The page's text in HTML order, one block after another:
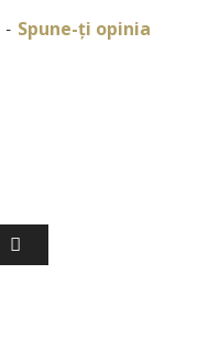
- Spune-ţi opinia